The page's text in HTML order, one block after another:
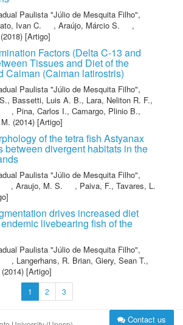
Paulista "Júlio de Mesquita Filho",
Ivan C.
, Araújo, Márcio S.
,
(2018) [Artigo]
Factors (Delta C-13 and
Tissues and Diet of the
Caiman (Caiman latirostris)
Paulista "Júlio de Mesquita Filho",
, Bassetti, Luis A. B., Lara, Neliton R. F.,
, Pina, Carlos I., Camargo, Plinio B.,
(2014) [Artigo]
of the tetra fish Astyanax
between divergent habitats in the
Paulista "Júlio de Mesquita Filho",
, Araujo, M. S. , Paiva, F., Tavares, L.
drives increased diet
livebearing fish of the
Paulista "Júlio de Mesquita Filho",
, Langerhans, R. Brian, Giery, Sean T.,
(2014) [Artigo]
1 2 3
Contact us